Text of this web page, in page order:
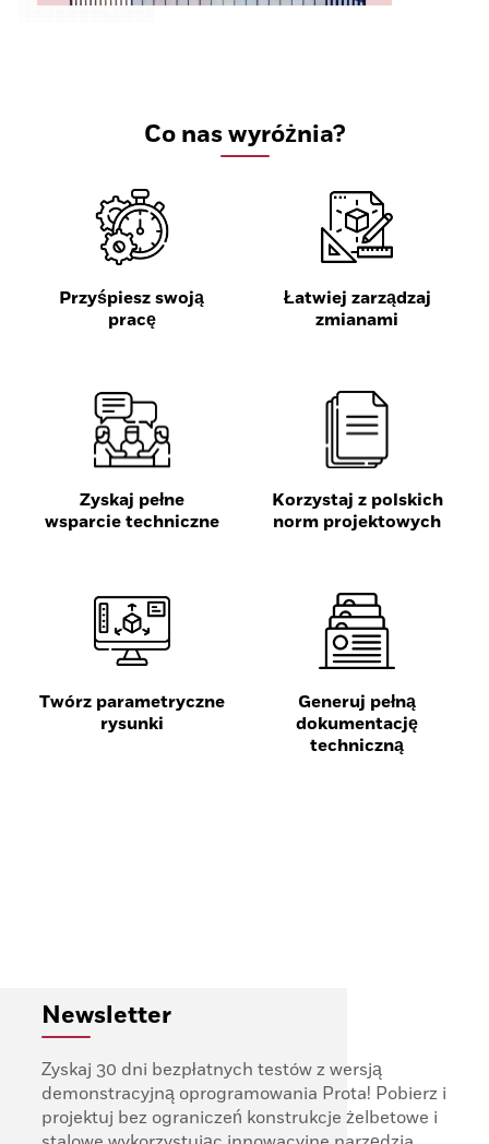
Co nas wyróżnia?
Przyśpiesz swoją
pracę
Łatwiej zarządzaj
zmianami
Zyskaj pełne
wsparcie techniczne
Korzystaj z polskich
norm projektowych
Twórz parametryczne
rysunki
Generuj pełną
dokumentację
techniczną
Newsletter
Zyskaj 30 dni bezpłatnych testów z wersją
demonstracyjną oprogramowania Prota! Pobierz i
projektuj bez ograniczeń konstrukcje żelbetowe i